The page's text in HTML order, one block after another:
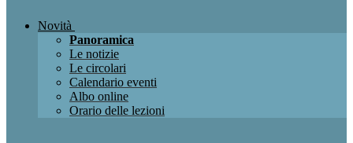
Novità
Panoramica
Le notizie
Le circolari
Calendario eventi
Albo online
Orario delle lezioni